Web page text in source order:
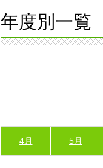
年度別一覧
4月 5月